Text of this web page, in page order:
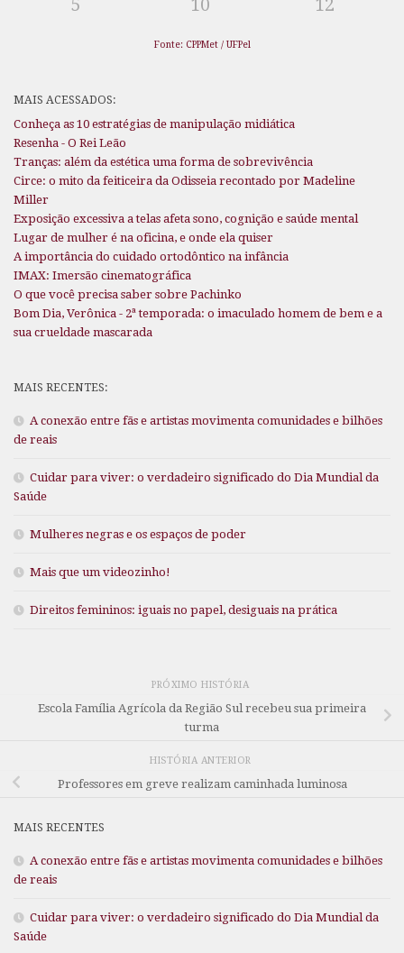
5
10
12
Fonte: CPPMet / UFPel
MAIS ACESSADOS:
Conheça as 10 estratégias de manipulação midiática
Resenha - O Rei Leão
Tranças: além da estética uma forma de sobrevivência
Circe: o mito da feiticeira da Odisseia recontado por Madeline
Miller
Exposição excessiva a telas afeta sono, cognição e saúde mental
Lugar de mulher é na oficina, e onde ela quiser
A importância do cuidado ortodôntico na infância
IMAX: Imersão cinematográfica
O que você precisa saber sobre Pachinko
Bom Dia, Verônica - 2ª temporada: o imaculado homem de bem e a
sua crueldade mascarada
MAIS RECENTES:
A conexão entre fãs e artistas movimenta comunidades e bilhões
de reais
Cuidar para viver: o verdadeiro significado do Dia Mundial da
Saúde
Mulheres negras e os espaços de poder
Mais que um videozinho!
Direitos femininos: iguais no papel, desiguais na prática
PRÓXIMO HISTÓRIA
Escola Família Agrícola da Região Sul recebeu sua primeira
turma
HISTÓRIA ANTERIOR
Professores em greve realizam caminhada luminosa
MAIS RECENTES
A conexão entre fãs e artistas movimenta comunidades e bilhões
de reais
Cuidar para viver: o verdadeiro significado do Dia Mundial da
Saúde